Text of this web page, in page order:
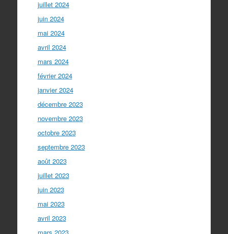
juillet 2024
juin 2024
mai 2024
avril 2024
mars 2024
février 2024
janvier 2024
décembre 2023
novembre 2023
octobre 2023
septembre 2023
août 2023
juillet 2023
juin 2023
mai 2023
avril 2023